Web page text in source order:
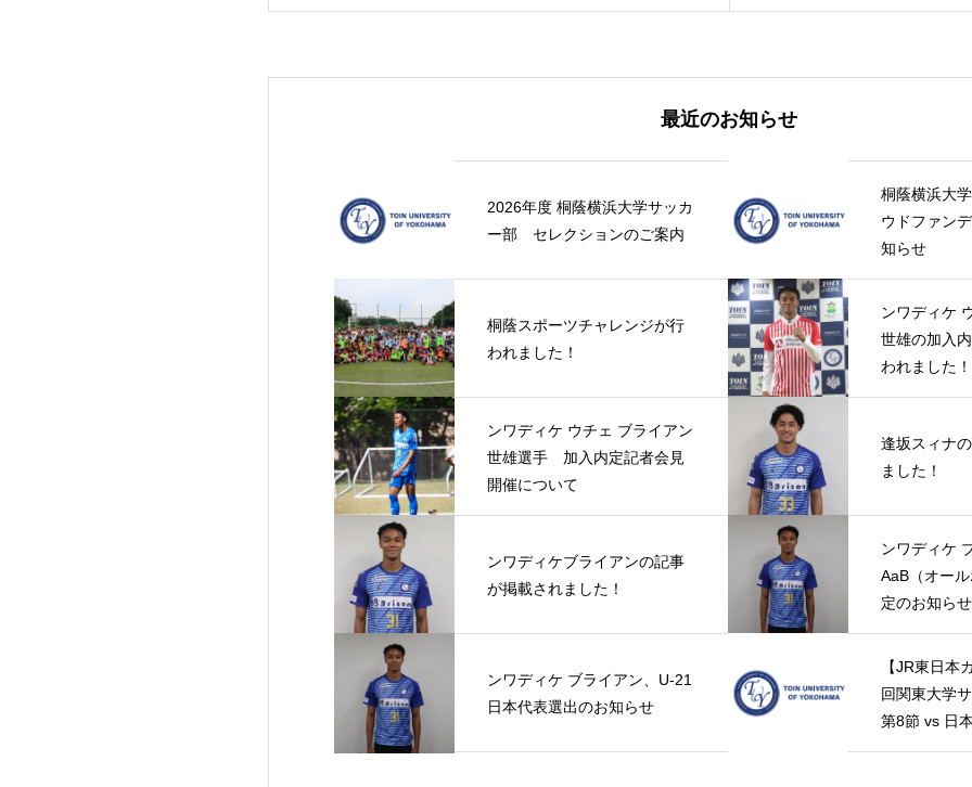
最近のお知らせ
2026年度 桐蔭横浜大学サッカ
ー部 セレクションのご案内
桐蔭横浜大
ウドファン
知らせ
桐蔭スポーツチャレンジが行
われました！
ンワディケ
世雄の加入
われました
ンワディケ ウチェ ブライアン
世雄選手 加入内定記者会見
開催について
逢坂スィナ
ました！
ンワディケブライアンの記事
が掲載されました！
ンワディケ
AaB（オー
定のお知らせ
ンワディケ ブライアン、U-21
日本代表選出のお知らせ
【JR東日本
回関東大学
第8節 vs 日